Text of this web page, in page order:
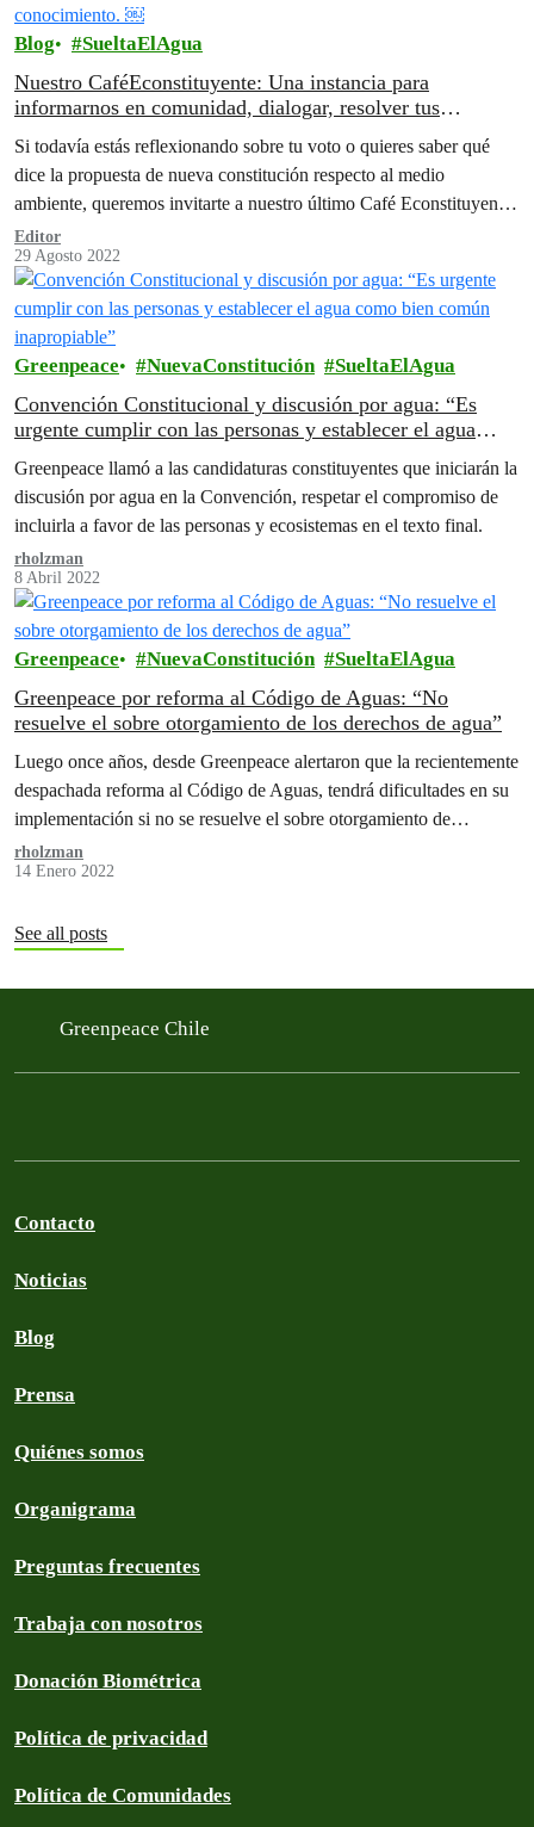
Blog SueltaElAgua
Nuestro CaféEconstituyente: Una instancia para
informarnos en comunidad, dialogar, resolver tus
preguntas y votar con conocimiento. ￼
Si todavía estás reflexionando sobre tu voto o quieres saber qué
dice la propuesta de nueva constitución respecto al medio
ambiente, queremos invitarte a nuestro último Café Econstituyente
virtual
Editor
29 Agosto 2022
Greenpeace NuevaConstitución SueltaElAgua
Convención Constitucional y discusión por agua: “Es
urgente cumplir con las personas y establecer el agua
como bien común inapropiable”
Greenpeace llamó a las candidaturas constituyentes que iniciarán la
discusión por agua en la Convención, respetar el compromiso de
incluirla a favor de las personas y ecosistemas en el texto final.
rholzman
8 Abril 2022
Greenpeace NuevaConstitución SueltaElAgua
Greenpeace por reforma al Código de Aguas: “No
resuelve el sobre otorgamiento de los derechos de agua”
Luego once años, desde Greenpeace alertaron que la recientemente
despachada reforma al Código de Aguas, tendrá dificultades en su
implementación si no se resuelve el sobre otorgamiento de
derechos de aguas.
rholzman
14 Enero 2022
See all posts
Greenpeace Chile
Contacto
Noticias
Blog
Prensa
Quiénes somos
Organigrama
Preguntas frecuentes
Trabaja con nosotros
Donación Biométrica
Política de privacidad
Política de Comunidades